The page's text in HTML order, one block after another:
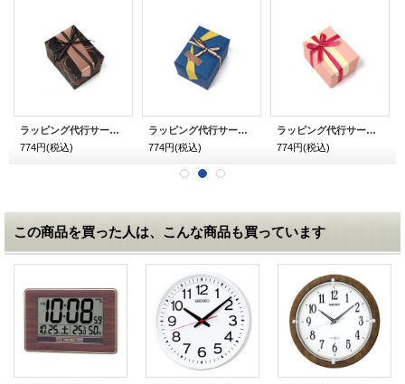
ラッピング代行サービス メンズ用 チョコ
774円(税込)
ラッピング代行サービス メンズ用 和柄 青
774円(税込)
ラッピング代行サービス レディース用 和柄 ピンク
774円(税込)
この商品を買った人は、こんな商品も買っています